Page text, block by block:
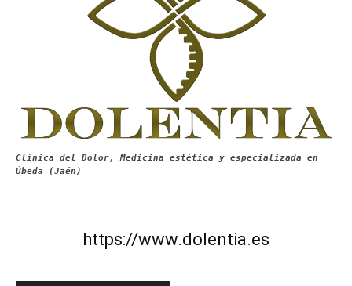
Clínica del Dolor, Medicina estética y especializada en
Úbeda (Jaén)
https://www.dolentia.es